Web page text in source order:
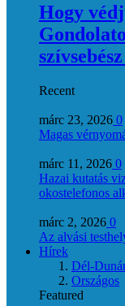
Hogy
Recent
márc 23, 2026 0
Magas
márc 11, 2026 0
Hazai kutatás
okostelefonos
márc 2, 2026 0
Az alvási
Hírek
Dél-
Országos
Featured